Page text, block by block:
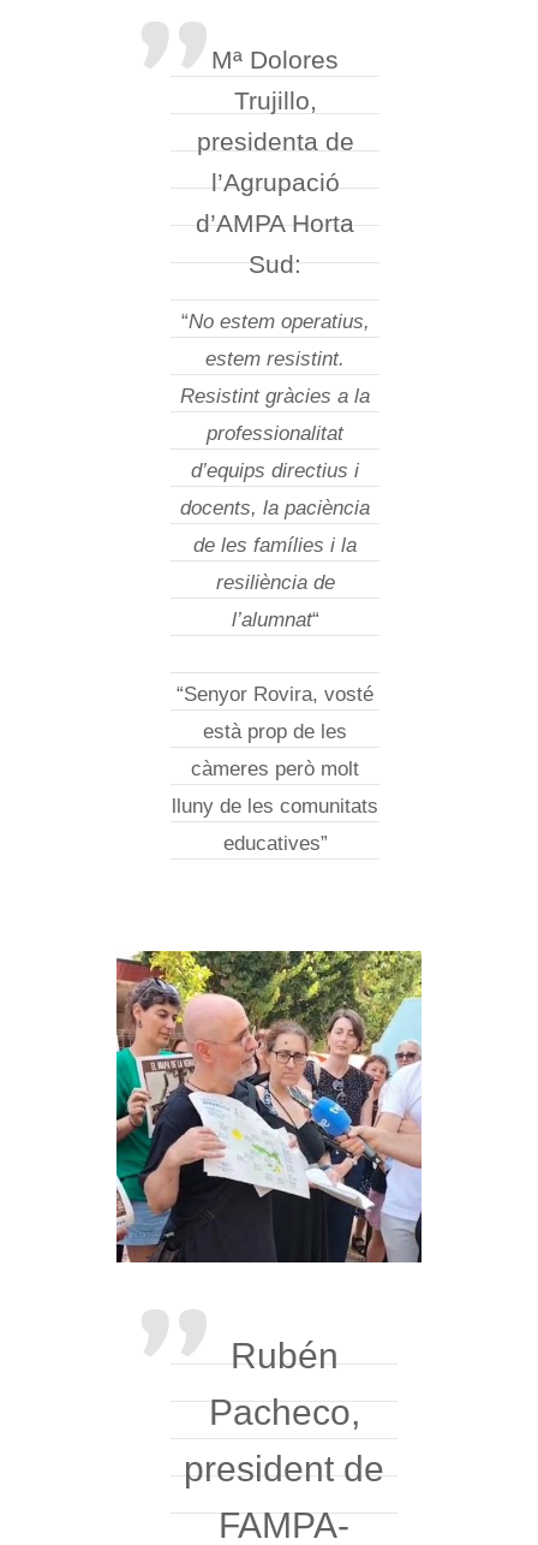
Mª Dolores
Trujillo,
presidenta de
l’Agrupació
d’AMPA Horta
Sud:
“No estem operatius,
estem resistint.
Resistint gràcies a la
professionalitat
d’equips directius i
docents, la paciència
de les famílies i la
resiliència de
l’alumnat“
“Senyor Rovira, vosté
està prop de les
càmeres però molt
lluny de les comunitats
educatives”
Rubén
Pacheco,
president de
FAMPA-